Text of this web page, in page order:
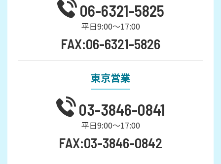
06-6321-5825
平日9:00～17:00
FAX:06-6321-5826
東京営業
03-3846-0841
平日9:00～17:00
FAX:03-3846-0842